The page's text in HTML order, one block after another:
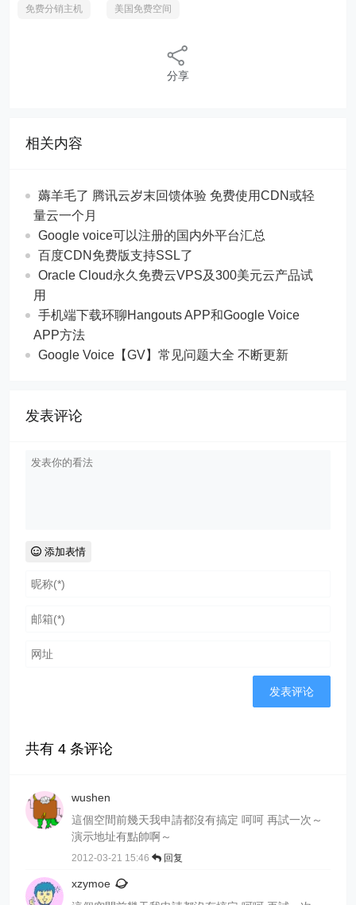
免费分销主机 美国免费空间
分享
相关内容
薅羊毛了 腾讯云岁末回馈体验 免费使用CDN或轻
量云一个月
Google voice可以注册的国内外平台汇总
百度CDN免费版支持SSL了
Oracle Cloud永久免费云VPS及300美元云产品试
用
手机端下载环聊Hangouts APP和Google Voice
APP方法
Google Voice【GV】常见问题大全 不断更新
发表评论
添加表情
共有4 条评论
wushen
這個空間前幾天我申請都沒有搞定 呵呵 再試一次～
演示地址有點帥啊～
2012-03-21 15:46 回复
xzymoe